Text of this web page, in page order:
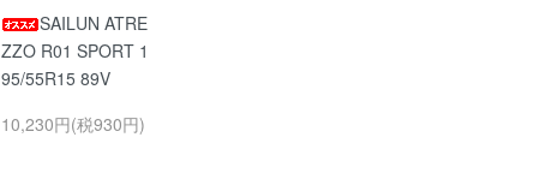
SAILUN ATRE
ZZO R01 SPORT 1
95/55R15 89V
10,230円(税930円)